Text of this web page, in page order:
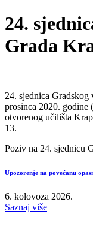
24.
Grada
24. sjednica Gradskog
prosinca 2020. godine
otvorenog učilišta
13.
Poziv na 24. sjednicu
Upozorenje na povećanu
6. kolovoza 2026.
Saznaj više